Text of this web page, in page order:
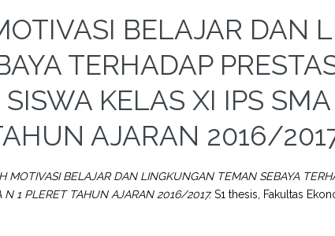
BELAJAR DAN
TERHADAP
KELAS XI IPS
AJARAN 2016/
MOTIVASI BELAJAR DAN LINGKUNGAN TEMAN SEBAYA
N 1 PLERET TAHUN AJARAN 2016/2017. S1 thesis, Fakultas